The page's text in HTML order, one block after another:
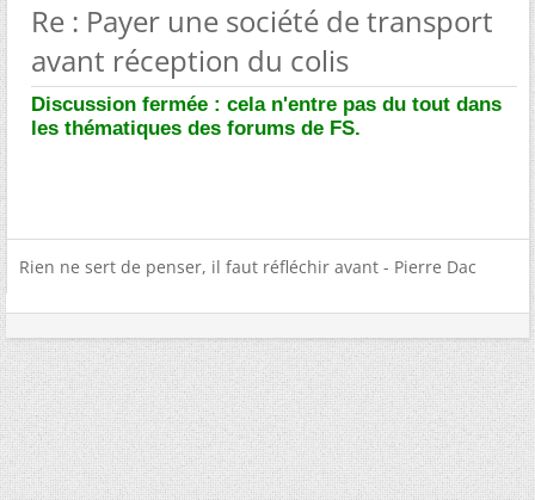
Re : Payer une société de transport
avant réception du colis
Discussion fermée : cela n'entre pas du tout dans
les thématiques des forums de FS.
Rien ne sert de penser, il faut réfléchir avant - Pierre Dac